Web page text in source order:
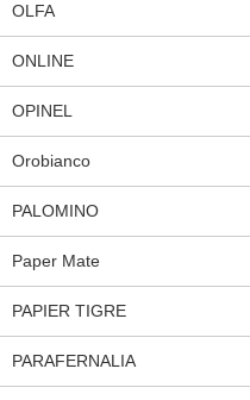
OLFA
ONLINE
OPINEL
Orobianco
PALOMINO
Paper Mate
PAPIER TIGRE
PARAFERNALIA